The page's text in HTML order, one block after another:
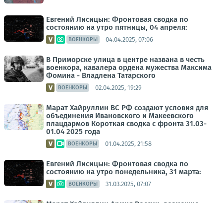
Евгений Лисицын: Фронтовая сводка по
состоянию на утро пятницы, 04 апреля:
ВОЕНКОРЫ 04.04.2025, 07:06
В Приморске улица в центре названа в честь
военкора, кавалера ордена мужества Максима
Фомина - Владлена Татарского
ВОЕНКОРЫ 02.04.2025, 19:29
Марат Хайруллин ВС РФ создают условия для
объединения Ивановского и Макеевского
плацдармов Короткая сводка с фронта 31.03-
01.04 2025 года
ВОЕНКОРЫ 01.04.2025, 21:58
Евгений Лисицын: Фронтовая сводка по
состоянию на утро понедельника, 31 марта:
ВОЕНКОРЫ 31.03.2025, 07:07